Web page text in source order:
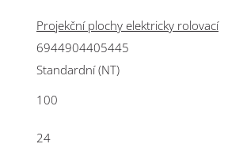
Projekční plochy elektricky rolovací
6944904405445
Standardní (NT)
100
24